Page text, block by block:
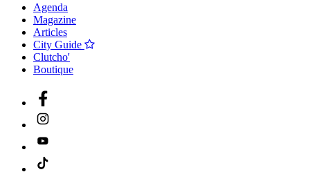
Agenda
Magazine
Articles
City Guide
Clutcho'
Boutique